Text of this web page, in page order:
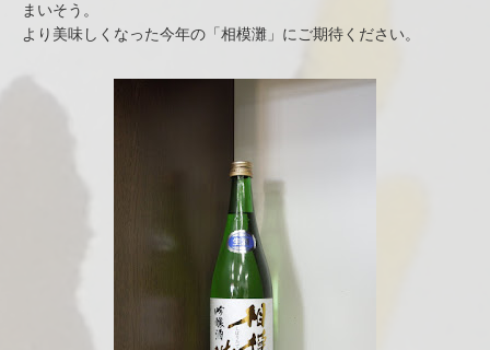
まいそう。
より美味しくなった今年の「相模灘」にご期待ください。